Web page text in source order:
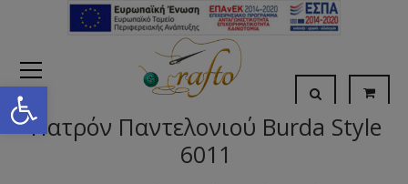
Open toolbar
Πατρόν Παντελονιού Burda Style
6011